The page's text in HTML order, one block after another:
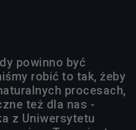
powinno być
robić to tak, żeby
procesach,
też dla nas -
z Uniwersytetu